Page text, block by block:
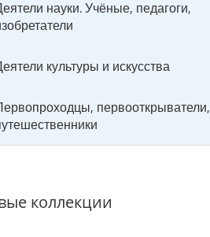
науки. Учёные, педагоги,
культуры и искусства
первооткрыватели,
коллекции